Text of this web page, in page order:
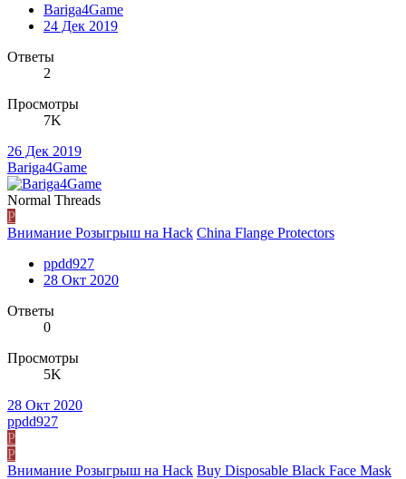
Bariga4Game
24 Дек 2019
Ответы
2
Просмотры
7K
26 Дек 2019
Bariga4Game
Normal Threads
P
Внимание Розыгрыш на Hack China Flange Protectors
ppdd927
28 Окт 2020
Ответы
0
Просмотры
5K
28 Окт 2020
ppdd927
P
P
Внимание Розыгрыш на Hack Buy Disposable Black Face Mask